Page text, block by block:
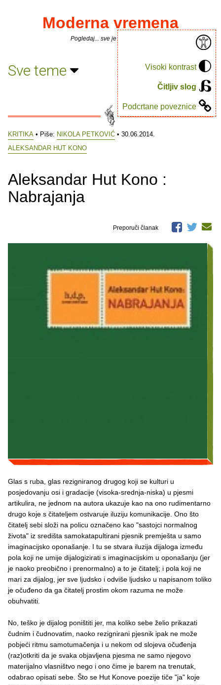
Visoki kontrast
Čitljiv slog
Podcrtane poveznice
Moderna vremena
Pogledaj... sve je puno knjiga.
Sve teme
KRITIKA • Piše: NIKOLA PETKOVIĆ • 30.06.2014.
ALEKSANDAR HUT KONO
Aleksandar Hut Kono :
Nabrajanja
Preporuči članak
Glas s ruba, glas rezigniranog drugog koji se kulturi u
posjedovanju osi i gradacije (visoka-srednja-niska) u pjesmi
artikulira, ne jednom na autora ukazuje kao na ono rudimentarno
drugo koje s čitateljem ostvaruje iluziju komunikacije. Ono što
čitatelj sebi složi na policu označeno kao "sastojci normalnog
života" iz središta samokatapultirani pjesnik premješta u samo
imaginacijsko oponašanje. I tu se stvara iluzija dijaloga između
pola koji ne umije dijalogizirati s imaginacijskim u oponašanju (jer
je naoko preobično i prenormalno) a to je čitatelj; i pola koji ne
mari za dijalog, jer sve ljudsko i odviše ljudsko u napisanom toliko
je očuđeno da ga čitatelj prostim okom razuma ne može
obuhvatiti.
No, teško je dijalog poništiti jer, ma koliko sebe želio prikazati
čudnim i čudnovatim, naoko rezignirani pjesnik ipak ne može
pobjeći ritmu samotumačenja i u nekom od slojeva očuđenja
(raz)otkriti da je svaka objavljena pjesma ne samo njegovo
materijalno vlasništvo nego i ono čime je barem na trenutak,
odabrao opisati sebe. Što se Hut Konove poezije tiče "ja" koje